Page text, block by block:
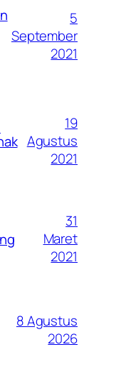
5
September
2021
19
Agustus
2021
31
Maret
2021
8 Agustus
2026